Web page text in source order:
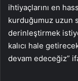
ihtiyaçlarını en
kurduğumuz uzun
derinleştirmek
kalıcı hale
devam edeceğiz”